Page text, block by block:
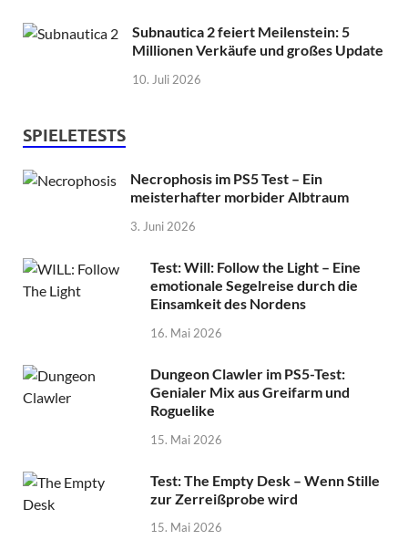
Subnautica 2 feiert Meilenstein: 5
Millionen Verkäufe und großes Update
10. Juli 2026
SPIELETESTS
Necrophosis im PS5 Test – Ein
meisterhafter morbider Albtraum
3. Juni 2026
Test: Will: Follow the Light – Eine
emotionale Segelreise durch die
Einsamkeit des Nordens
16. Mai 2026
Dungeon Clawler im PS5-Test:
Genialer Mix aus Greifarm und
Roguelike
15. Mai 2026
Test: The Empty Desk – Wenn Stille
zur Zerreißprobe wird
15. Mai 2026